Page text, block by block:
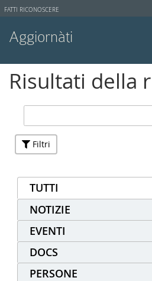
Strumenti
FATTI RICONOSCERE
Aggiornàti
Ricerca avanzata…
Risultati della
Filtri
TUTTI
NOTIZIE
EVENTI
DOCS
PERSONE